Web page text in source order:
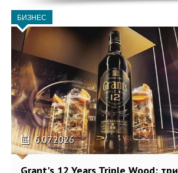
БИЗНЕС
6.07.2026